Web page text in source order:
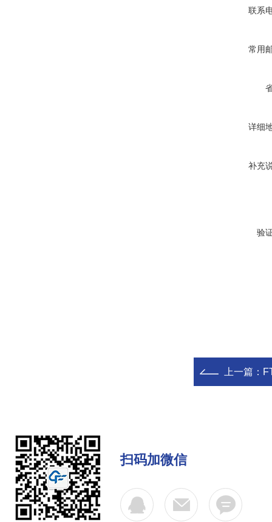
联系
常用
详细
补充
验
上一篇：
扫码加微信